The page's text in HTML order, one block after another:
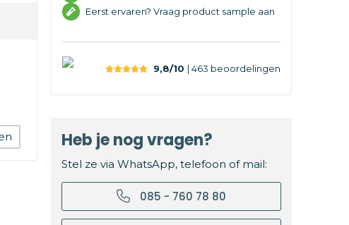
Eerst ervaren? Vraag product sample aan
9,8/10 | 463 beoordelingen
Heb je nog vragen?
Stel ze via WhatsApp, telefoon of mail:
085 - 760 78 80